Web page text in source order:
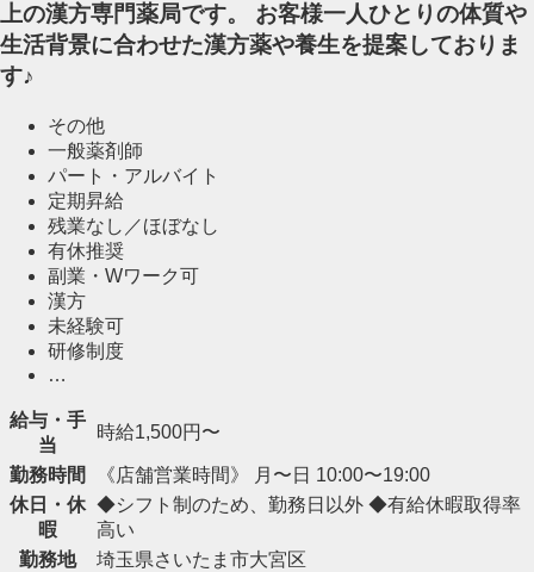
上の漢方専門薬局です。 お客様一人ひとりの体質や
生活背景に合わせた漢方薬や養生を提案しておりま
す♪
その他
一般薬剤師
パート・アルバイト
定期昇給
残業なし／ほぼなし
有休推奨
副業・Wワーク可
漢方
未経験可
研修制度
…
給与・手
当
時給1,500円〜
勤務時間
《店舗営業時間》 月〜日 10:00〜19:00
休日・休
暇
◆シフト制のため、勤務日以外 ◆有給休暇取得率
高い
勤務地
埼玉県さいたま市大宮区